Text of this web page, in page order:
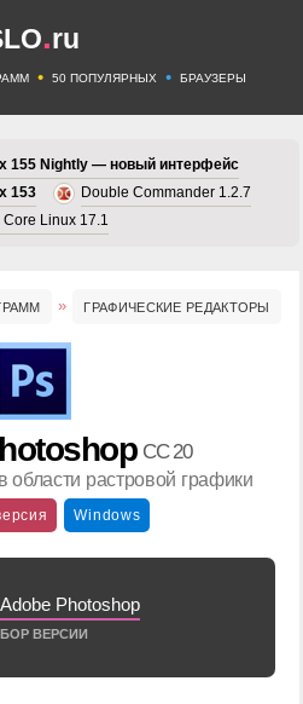
.ru
• 50 ПОПУЛЯРНЫХ • БРАУЗЕРЫ
155 Nightly — новый интерфейс
153
Double Commander 1.2.7
Core Linux 17.1
ГРАФИЧЕСКИЕ РЕДАКТОРЫ
CC 20
растровой графики
Windows
Photoshop
ВЕРСИИ